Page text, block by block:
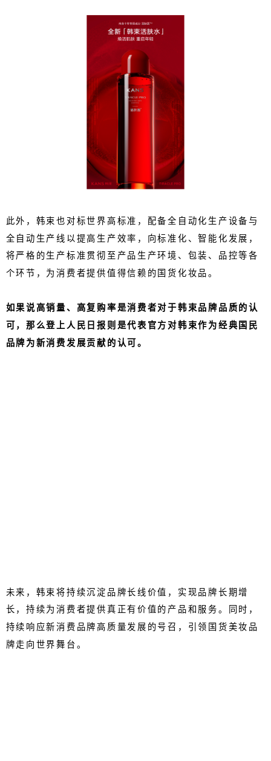
此外，韩束也对标世界高标准，配备全自动化生产设备与
全自动生产线以提高生产效率，向标准化、智能化发展，
将严格的生产标准贯彻至产品生产环境、包装、品控等各
个环节，为消费者提供值得信赖的国货化妆品。
如果说高销量、高复购率是消费者对于韩束品牌品质的认
可，那么登上人民日报则是代表官方对韩束作为经典国民
品牌为新消费发展贡献的认可。
未来，韩束将持续沉淀品牌长线价值，实现品牌长期增
长，持续为消费者提供真正有价值的产品和服务。同时，
持续响应新消费品牌高质量发展的号召，引领国货美妆品
牌走向世界舞台。